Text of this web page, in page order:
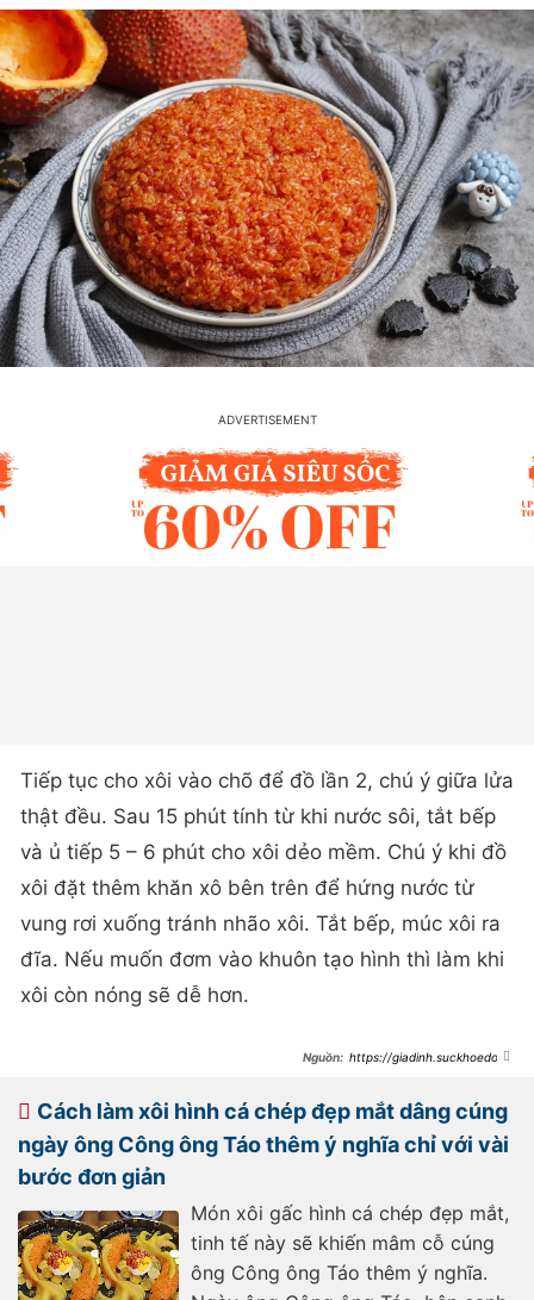
Tiếp tục cho xôi vào chõ để đồ lần 2, chú ý giữa lửa
thật đều. Sau 15 phút tính từ khi nước sôi, tắt bếp
và ủ tiếp 5 – 6 phút cho xôi dẻo mềm. Chú ý khi đồ
xôi đặt thêm khăn xô bên trên để hứng nước từ
vung rơi xuống tránh nhão xôi. Tắt bếp, múc xôi ra
đĩa. Nếu muốn đơm vào khuôn tạo hình thì làm khi
xôi còn nóng sẽ dễ hơn.
https://giadinh.suckhoedoiso
may-man-172250610105150219.htm
Cách làm xôi hình cá chép đẹp mắt dâng cúng
ngày ông Công ông Táo thêm ý nghĩa chỉ với vài
bước đơn giản
Món xôi gấc hình cá chép đẹp mắt,
tinh tế này sẽ khiến mâm cỗ cúng
ông Công ông Táo thêm ý nghĩa.